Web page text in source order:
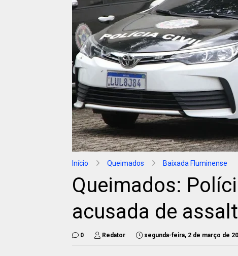
Início Queimados Baixada Fluminense
Queimados:
acusada de
0 Redator segunda-feira, 2 de março de